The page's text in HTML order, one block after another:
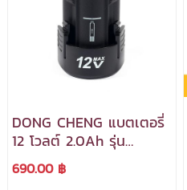
DONG CHENG แบตเตอรี่
12 โวลต์ 2.0Ah รุ่น
LB1220-1 ***สามารถออก
ใบกำกับภาษีได้***
690.00 ฿